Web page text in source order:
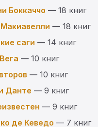
Боккаччо — 18 книг
— 18 книг
саги — 14 книг
— 10 книг
— 10 книг
Данте — 9 книг
— 9 книг
де Кеведо — 7 книг